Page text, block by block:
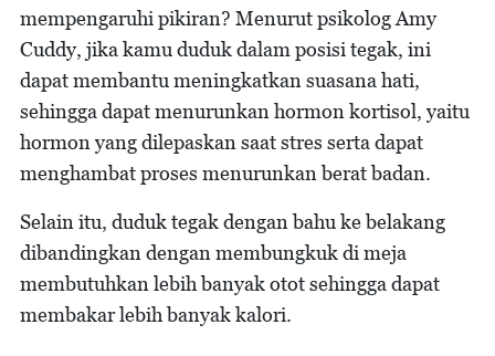
mempengaruhi pikiran? Menurut psikolog Amy
Cuddy, jika kamu duduk dalam posisi tegak, ini
dapat membantu meningkatkan suasana hati,
sehingga dapat menurunkan hormon kortisol, yaitu
hormon yang dilepaskan saat stres serta dapat
menghambat proses menurunkan berat badan.
Selain itu, duduk tegak dengan bahu ke belakang
dibandingkan dengan membungkuk di meja
membutuhkan lebih banyak otot sehingga dapat
membakar lebih banyak kalori.